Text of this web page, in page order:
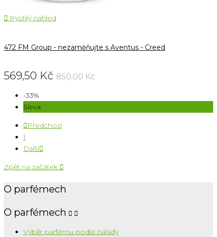
 Rychlý náhled
472 FM Group - nezaměňujte s Aventus - Creed
569,50 Kč 850,00 Kč
-33%
Sleva
Předchozí
1
Další
Zpět na začátek 
O parfémech
O parfémech  
Výběr parfému podle nálady